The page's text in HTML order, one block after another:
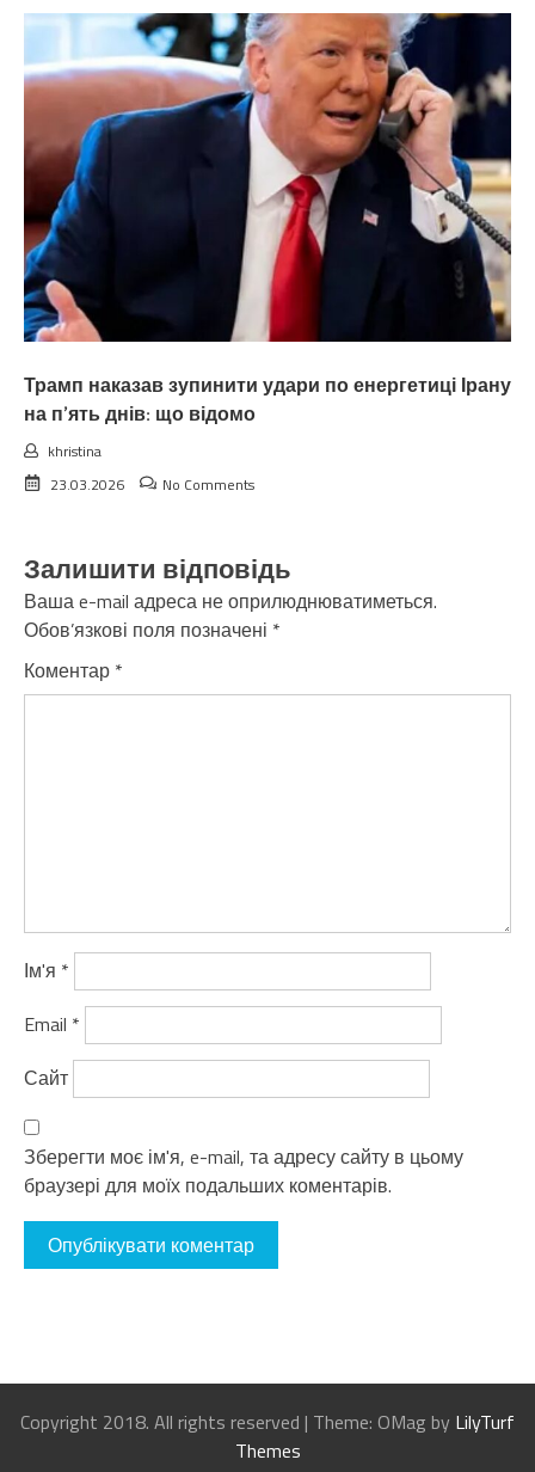
Трамп наказав зупинити удари по енергетиці Ірану
на п’ять днів: що відомо
khristina
23.03.2026
No Comments
Залишити відповідь
Ваша e-mail адреса не оприлюднюватиметься.
Обов’язкові поля позначені *
Коментар *
Ім'я *
Email *
Сайт
Зберегти моє ім'я, e-mail, та адресу сайту в цьому
браузері для моїх подальших коментарів.
Copyright 2018. All rights reserved | Theme: OMag by LilyTurf
Themes